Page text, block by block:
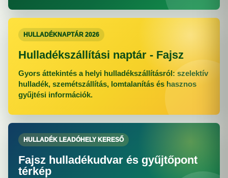
HULLADÉKNAPTÁR 2026
Hulladékszállítási naptár - Fajsz
Gyors áttekintés a helyi hulladékszállításról: szelektív
hulladék, szemétszállítás, lomtalanítás és hasznos
gyűjtési információk.
HULLADÉK LEADÓHELY KERESŐ
Fajsz hulladékudvar és gyűjtőpont
térkép